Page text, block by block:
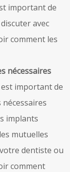
important de
avec
comment les
nécessaires
est important de
implants
mutuelles
dentiste ou
comment